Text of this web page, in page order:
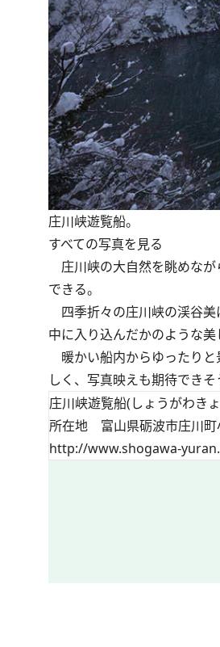
庄川峡遊覧船。
すべての写真を見る
庄川峡の大自然を眺めなが
できる。
四季折々の庄川峡の渓谷美
中に入り込んだかのような美
暖かい船内からゆったりと
しく、写真映えも期待できそ
庄川峡遊覧船(しょうがわき
所在地 富山県砺波市庄川町
http://www.shogawa-